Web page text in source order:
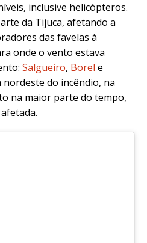
inclusive helicópteros.
da Tijuca, afetando a
das favelas à
onde o vento estava
Salgueiro, Borel e
nordeste do incêndio, na
na maior parte do tempo,